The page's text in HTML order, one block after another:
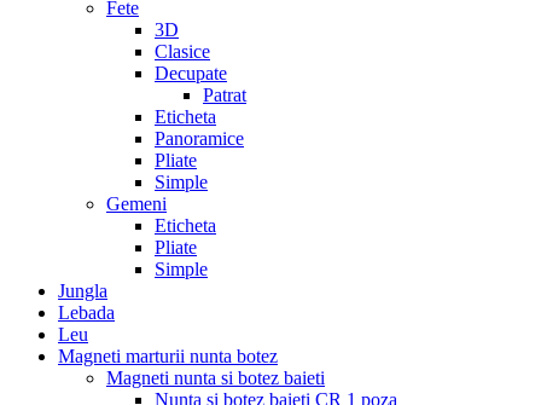
Fete
3D
Clasice
Decupate
Patrat
Eticheta
Panoramice
Pliate
Simple
Gemeni
Eticheta
Pliate
Simple
Jungla
Lebada
Leu
Magneti marturii nunta botez
Magneti nunta si botez baieti
Nunta si botez baieti CR 1 poza